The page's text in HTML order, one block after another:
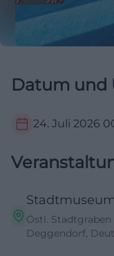
Datum und
24. Juli 2026
Östl.
Deggendorf,